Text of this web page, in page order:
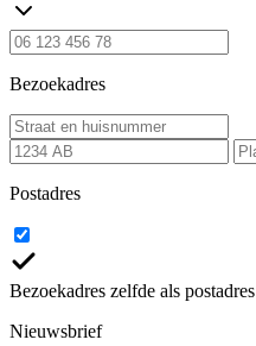
Bezoekadres
Postadres
Bezoekadres zelfde als postadres
Nieuwsbrief